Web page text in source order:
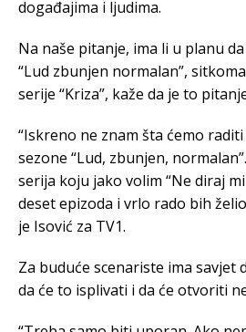
događajima i ljudima.
Na naše pitanje, ima li u planu
“Lud zbunjen normalan”,
serije “Kriza”, kaže da je to
“Iskreno ne znam šta ćemo
sezone “Lud, zbunjen,
serija koju jako volim “Ne diraj
deset epizoda i vrlo rado bih
je Isović za TV1.
Za buduće scenariste ima savjet
da će to isplivati i da će otvoriti